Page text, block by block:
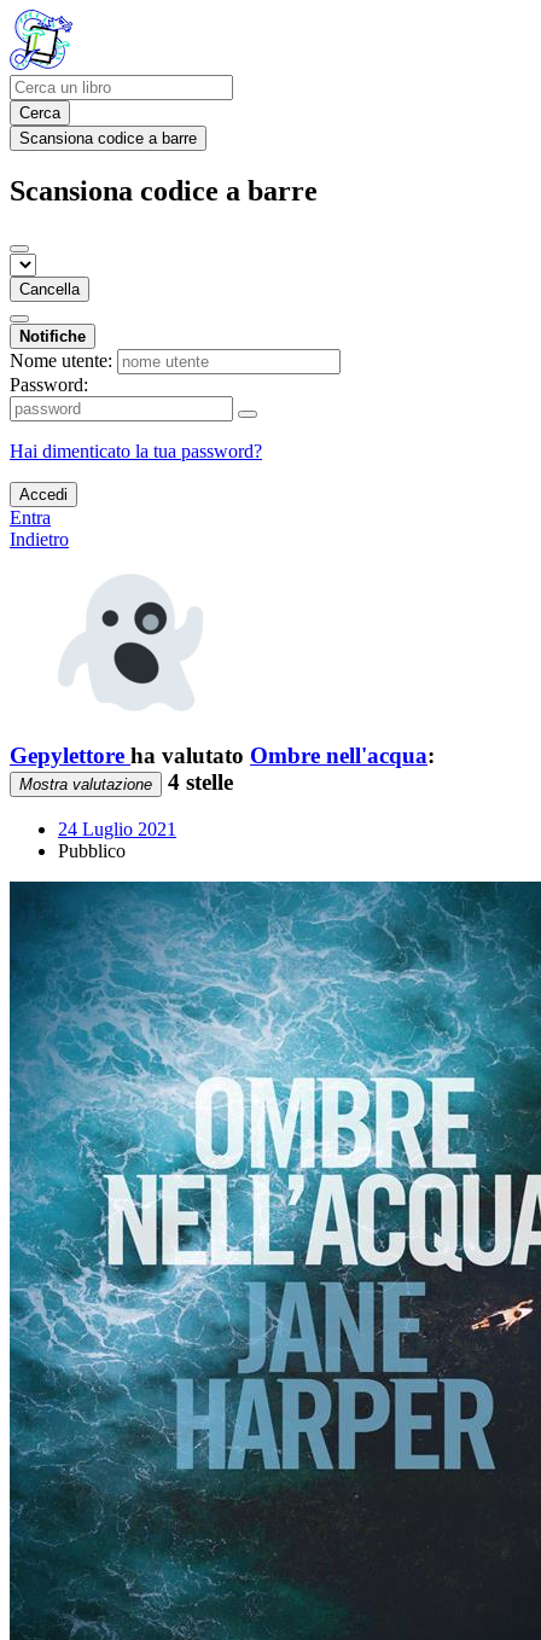
Cerca
Scansiona codice a barre
Scansiona codice a barre
Cancella
Notifiche
Nome utente:
Password:
Hai dimenticato la tua password?
Accedi
Entra
Indietro
Gepylettore ha valutato Ombre nell'acqua:
Mostra valutazione 4 stelle
24 Luglio 2021
Pubblico